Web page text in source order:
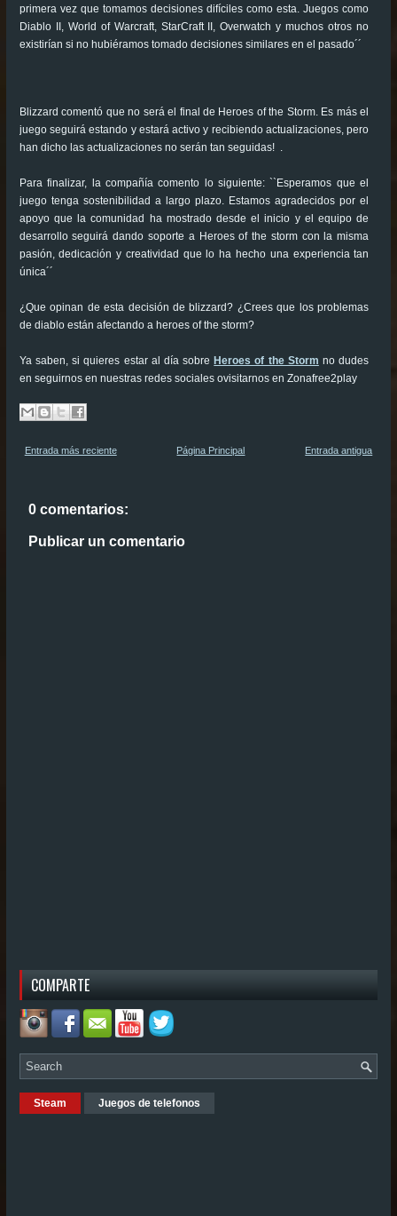
primera vez que tomamos decisiones difíciles como esta. Juegos como
Diablo II, World of Warcraft, StarCraft II, Overwatch y muchos otros no
existirían si no hubiéramos tomado decisiones similares en el pasado´´
Blizzard comentó que no será el final de Heroes of the Storm. Es más el
juego seguirá estando y estará activo y recibiendo actualizaciones, pero
han dicho las actualizaciones no serán tan seguidas! .
Para finalizar, la compañía comento lo siguiente: ``Esperamos que el
juego tenga sostenibilidad a largo plazo. Estamos agradecidos por el
apoyo que la comunidad ha mostrado desde el inicio y el equipo de
desarrollo seguirá dando soporte a Heroes of the storm con la misma
pasión, dedicación y creatividad que lo ha hecho una experiencia tan
única´´
¿Que opinan de esta decisión de blizzard? ¿Crees que los problemas
de diablo están afectando a heroes of the storm?
Ya saben, si quieres estar al día sobreHeroes of the Storm no dudes
en seguirnos en nuestras redes sociales ovisitarnos en Zonafree2play
Entrada más reciente Entrada antigua
Página Principal
0 comentarios:
Publicar un comentario
COMPARTE
Steam Juegos de telefonos